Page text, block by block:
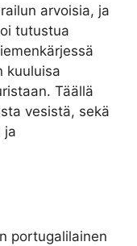
arvoisia, ja
tutustua
kuuluisa
Täällä
vesistä, sekä
ja
portugalilainen